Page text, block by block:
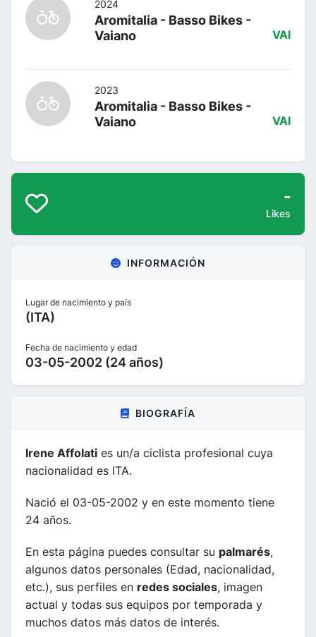
2024
Aromitalia - Basso Bikes -
Vaiano
VAI
2023
Aromitalia - Basso Bikes -
Vaiano
VAI
-
Likes
INFORMACIÓN
Lugar de nacimiento y país
(ITA)
Fecha de nacimiento y edad
03-05-2002 (24 años)
BIOGRAFÍA
Irene Affolati es un/a ciclista profesional cuya
nacionalidad es ITA.
Nació el 03-05-2002 y en este momento tiene
24 años.
En esta página puedes consultar su palmarés,
algunos datos personales (Edad, nacionalidad,
etc.), sus perfiles en redes sociales, imagen
actual y todas sus equipos por temporada y
muchos datos más datos de interés.